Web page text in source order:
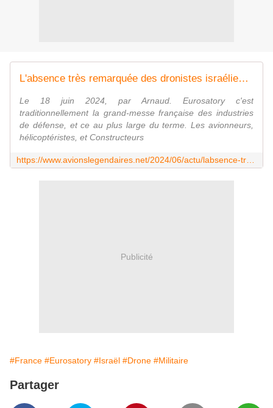
L'absence très remarquée des dronistes israéliens à Eurosatory 2024. - avionslegendaires.net
Le 18 juin 2024, par Arnaud. Eurosatory c'est
traditionnellement la grand-messe française des industries
de défense, et ce au plus large du terme. Les avionneurs,
hélicoptéristes, et Constructeurs
Publicité
#France #Eurosatory #Israël #Drone #Militaire
Partager